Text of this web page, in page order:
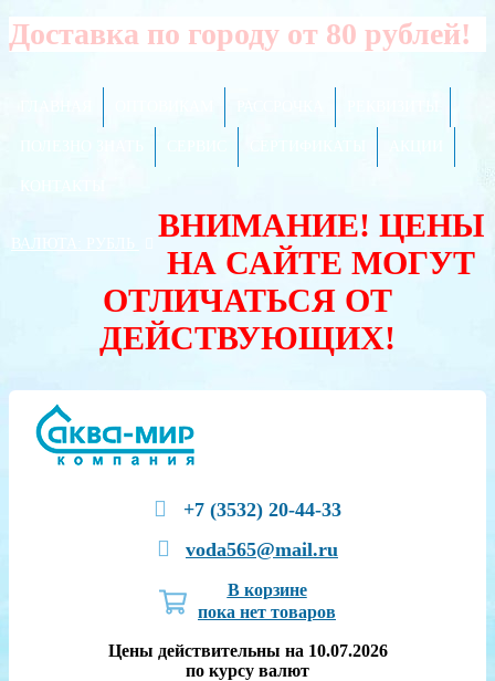
Доставка по городу от 80 рублей!
ВАЛЮТА:
ВНИМАНИЕ! ЦЕНЫ
НА САЙТЕ МОГУТ
ОТЛИЧАТЬСЯ ОТ
ДЕЙСТВУЮЩИХ!
+7 (3532) 20-44-33
voda565@mail.ru
В корзине
пока нет товаров
Цены действительны на 10.07.2026
по курсу валют